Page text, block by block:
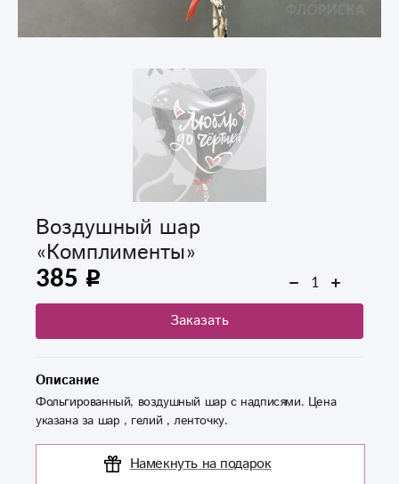
Воздушный шар
«Комплименты»
385
Заказать
Описание
Фольгированный, воздушный шар с надписями. Цена
указана за шар , гелий , ленточку.
Намекнуть на подарок